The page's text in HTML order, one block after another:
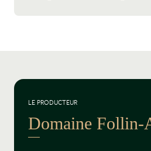
LE PRODUCTEUR
Domaine Follin-